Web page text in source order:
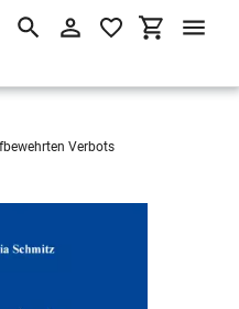
SuchenEinloggen
Verbots